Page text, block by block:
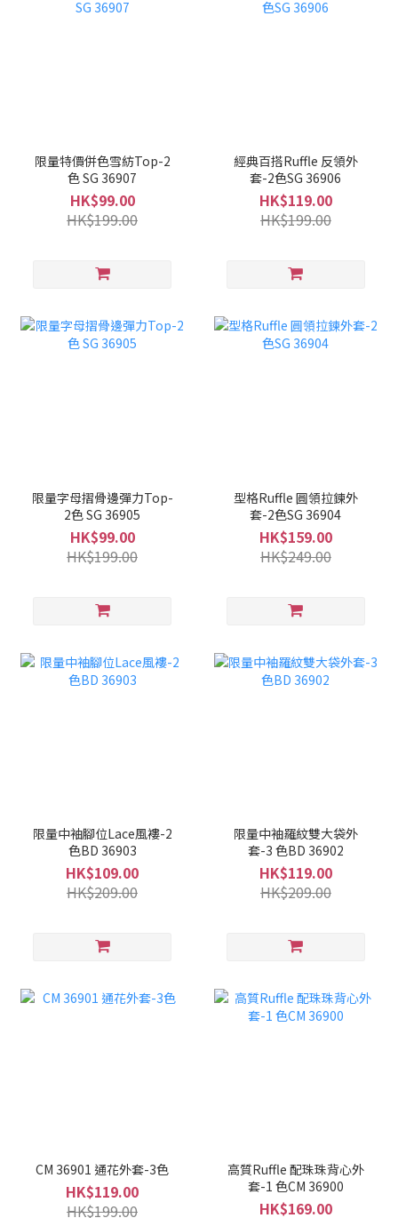
限量特價併色雪紡Top-2
色 SG 36907
HK$99.00
HK$199.00
經典百搭Ruffle 反領外
套-2色SG 36906
HK$119.00
HK$199.00
限量字母摺骨邊彈力Top-
2色 SG 36905
HK$99.00
HK$199.00
型格Ruffle 圓領拉鍊外
套-2色SG 36904
HK$159.00
HK$249.00
限量中袖腳位Lace風褸-2
色BD 36903
HK$109.00
HK$209.00
限量中袖羅紋雙大袋外
套-3 色BD 36902
HK$119.00
HK$209.00
CM 36901 通花外套-3色
HK$119.00
HK$199.00
高質Ruffle 配珠珠背心外
套-1 色CM 36900
HK$169.00